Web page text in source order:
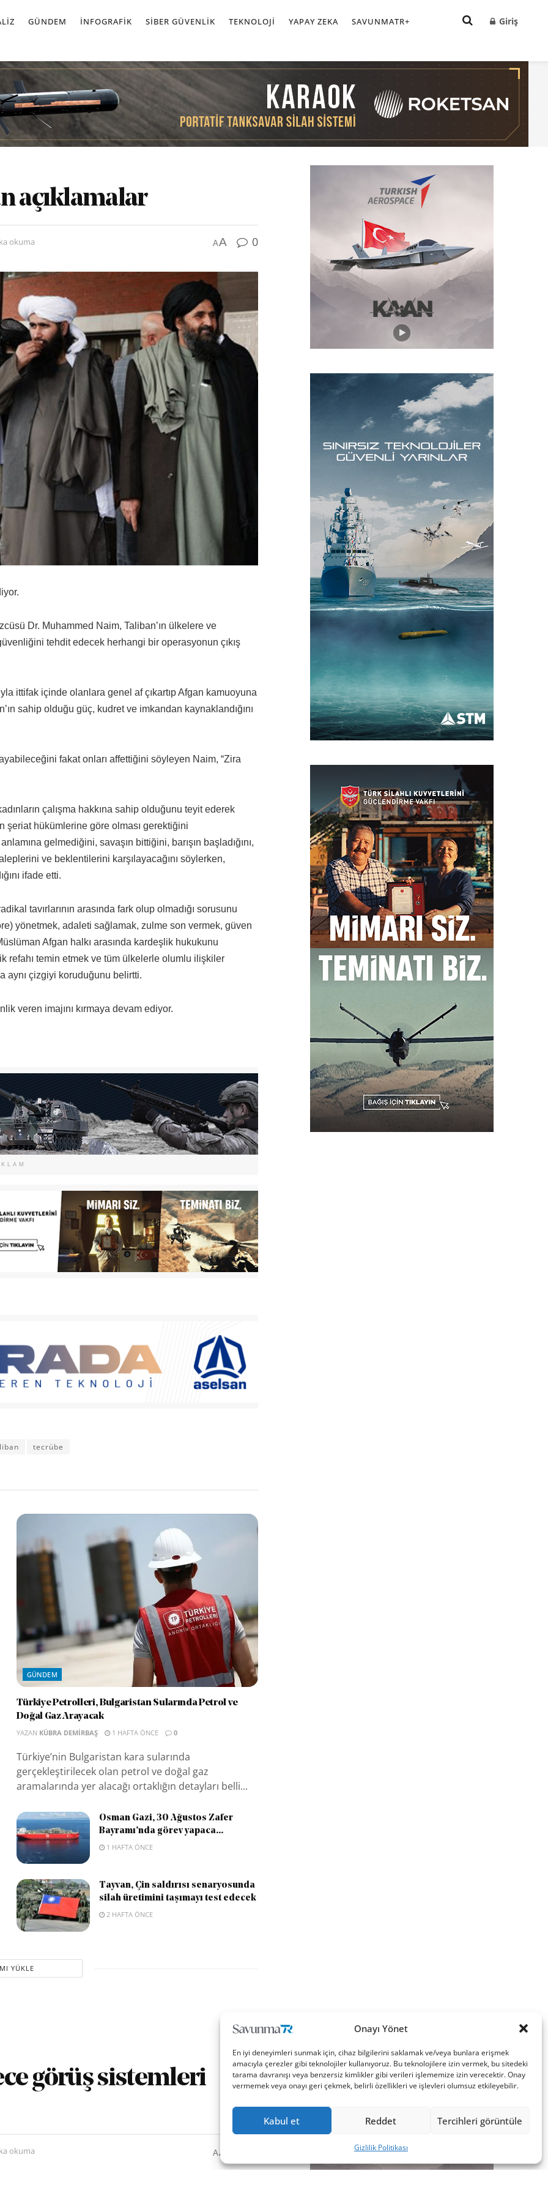
Onayı Yönet
En iyi deneyimleri sunmak için, cihaz bilgilerini saklamak ve/veya bunlara erişmek
amacıyla çerezler gibi teknolojiler kullanıyoruz. Bu teknolojilere izin vermek, bu sitedeki
tarama davranışı veya benzersiz kimlikler gibi verileri işlememize izin verecektir. Onay
vermemek veya onayı geri çekmek, belirli özellikleri ve işlevleri olumsuz etkileyebilir.
Kabul et Reddet Tercihleri görüntüle
Gizlilik Politikası
GÜNDEM İNFOGRAFIK SIBER GÜVENLIK TEKNOLOJI YAPAY ZEKA SAVUNMATR+ Giriş
açıklamalar
okuma AA 0
Dr. Muhammed Naim, Taliban’ın ülkelere ve
tehdit edecek herhangi bir operasyonun çıkış
ittifak içinde olanlara genel af çıkartıp Afgan kamuoyuna
sahip olduğu güç, kudret ve imkandan kaynaklandığını
fakat onları affettiğini söyleyen Naim, “Zira
çalışma hakkına sahip olduğunu teyit ederek
şeriat hükümlerine göre olması gerektiğini
gelmediğini, savaşın bittiğini, barışın başladığını,
ve beklentilerini karşılayacağını söylerken,
ifade etti.
tavırlarının arasında fark olup olmadığı sorusunu
yönetmek, adaleti sağlamak, zulme son vermek, güven
Afgan halkı arasında kardeşlik hukukunu
refahı temin etmek ve tüm ülkelerle olumlu ilişkiler
aynı çizgiyi koruduğunu belirtti.
veren imajını kırmaya devam ediyor.
tecrübe
GÜNDEM
Türkiye Petrolleri, Bulgaristan Sularında Petrol ve
Doğal Gaz Arayacak
YAZAN KÜBRA DEMIRBAŞ 1 HAFTA ÖNCE 0
Türkiye’nin Bulgaristan kara sularında
gerçekleştirilecek olan petrol ve doğal gaz
aramalarında yer alacağı ortaklığın detayları belli...
Osman Gazi, 30 Ağustos Zafer
Bayramı’nda görev yapaca...
1 HAFTA ÖNCE
Tayvan, Çin saldırısı senaryosunda
silah üretimini taşımayı test edecek
2 HAFTA ÖNCE
YÜKLE
görüş sistemleri
okuma AA